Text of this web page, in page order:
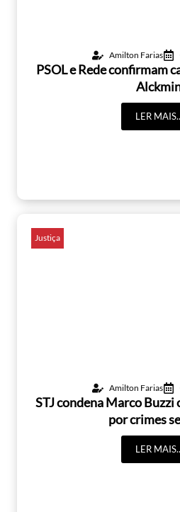
Amilton Farias
PSOL e Rede confirmam
LER
Justiça
Amilton Farias
STJ condena Marco Buzzi
por crimes
LER